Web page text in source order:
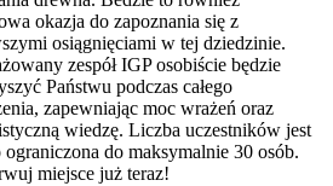
okazja do zapoznania się z
osiągnięciami w tej dziedzinie.
zespół IGP osobiście będzie
Państwu podczas całego
zapewniając moc wrażeń oraz
wiedzę. Liczba uczestników jest
do maksymalnie 30 osób.
miejsce już teraz!